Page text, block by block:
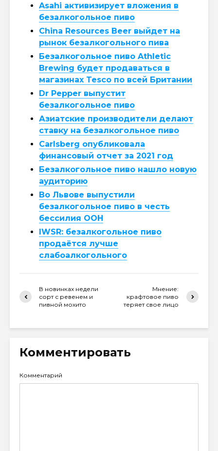
Asahi активизирует вложения в
безалкогольное пиво
China Resources Beer выйдет на
рынок безалкогольного пива
Безалкогольное пиво Athletic
Brewing будет продаваться в
магазинах Tesco по всей Британии
Dr Pepper выпустит
безалкогольное пиво
Азиатские производители делают
ставку на безалкогольное пиво
Carlsberg опубликовала
финансовый отчет за 2021 год
Безалкогольное пиво нашло новую
аудиторию
Во Львове выпустили
безалкогольное пиво в честь
бессилия ООН
IWSR: безалкогольное пиво
продаётся лучше
слабоалкогольного
В новинках недели
сорт с ревенем и
пивной мохито
Мнение:
крафтовое пиво
теряет свое лицо
Комментировать
Комментарий